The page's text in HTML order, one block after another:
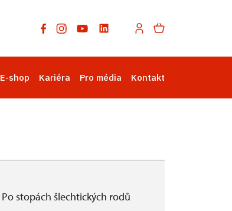
E-shop Kariéra Pro média Kontakt
Po stopách šlechtických rodů